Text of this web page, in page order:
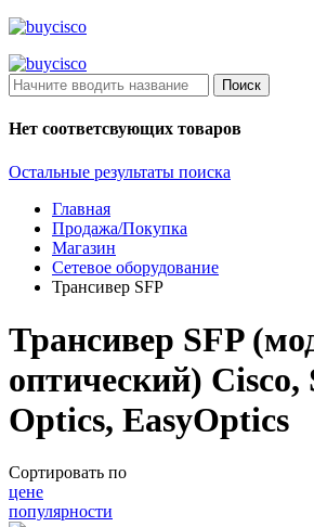
Поиск
Нет соответсвующих товаров
Остальные результаты поиска
Главная
Продажа/Покупка
Магазин
Сетевое оборудование
Трансивер SFP
Трансивер SFP
оптический) Cisco,
Optics, EasyOptics
Сортировать по
цене
популярности